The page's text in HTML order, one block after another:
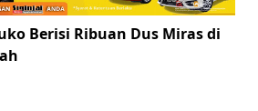
Berisi Ribuan Dus Miras di